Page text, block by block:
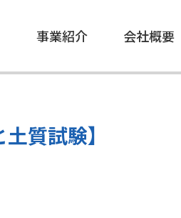
事業紹介 会社概要
質試験】